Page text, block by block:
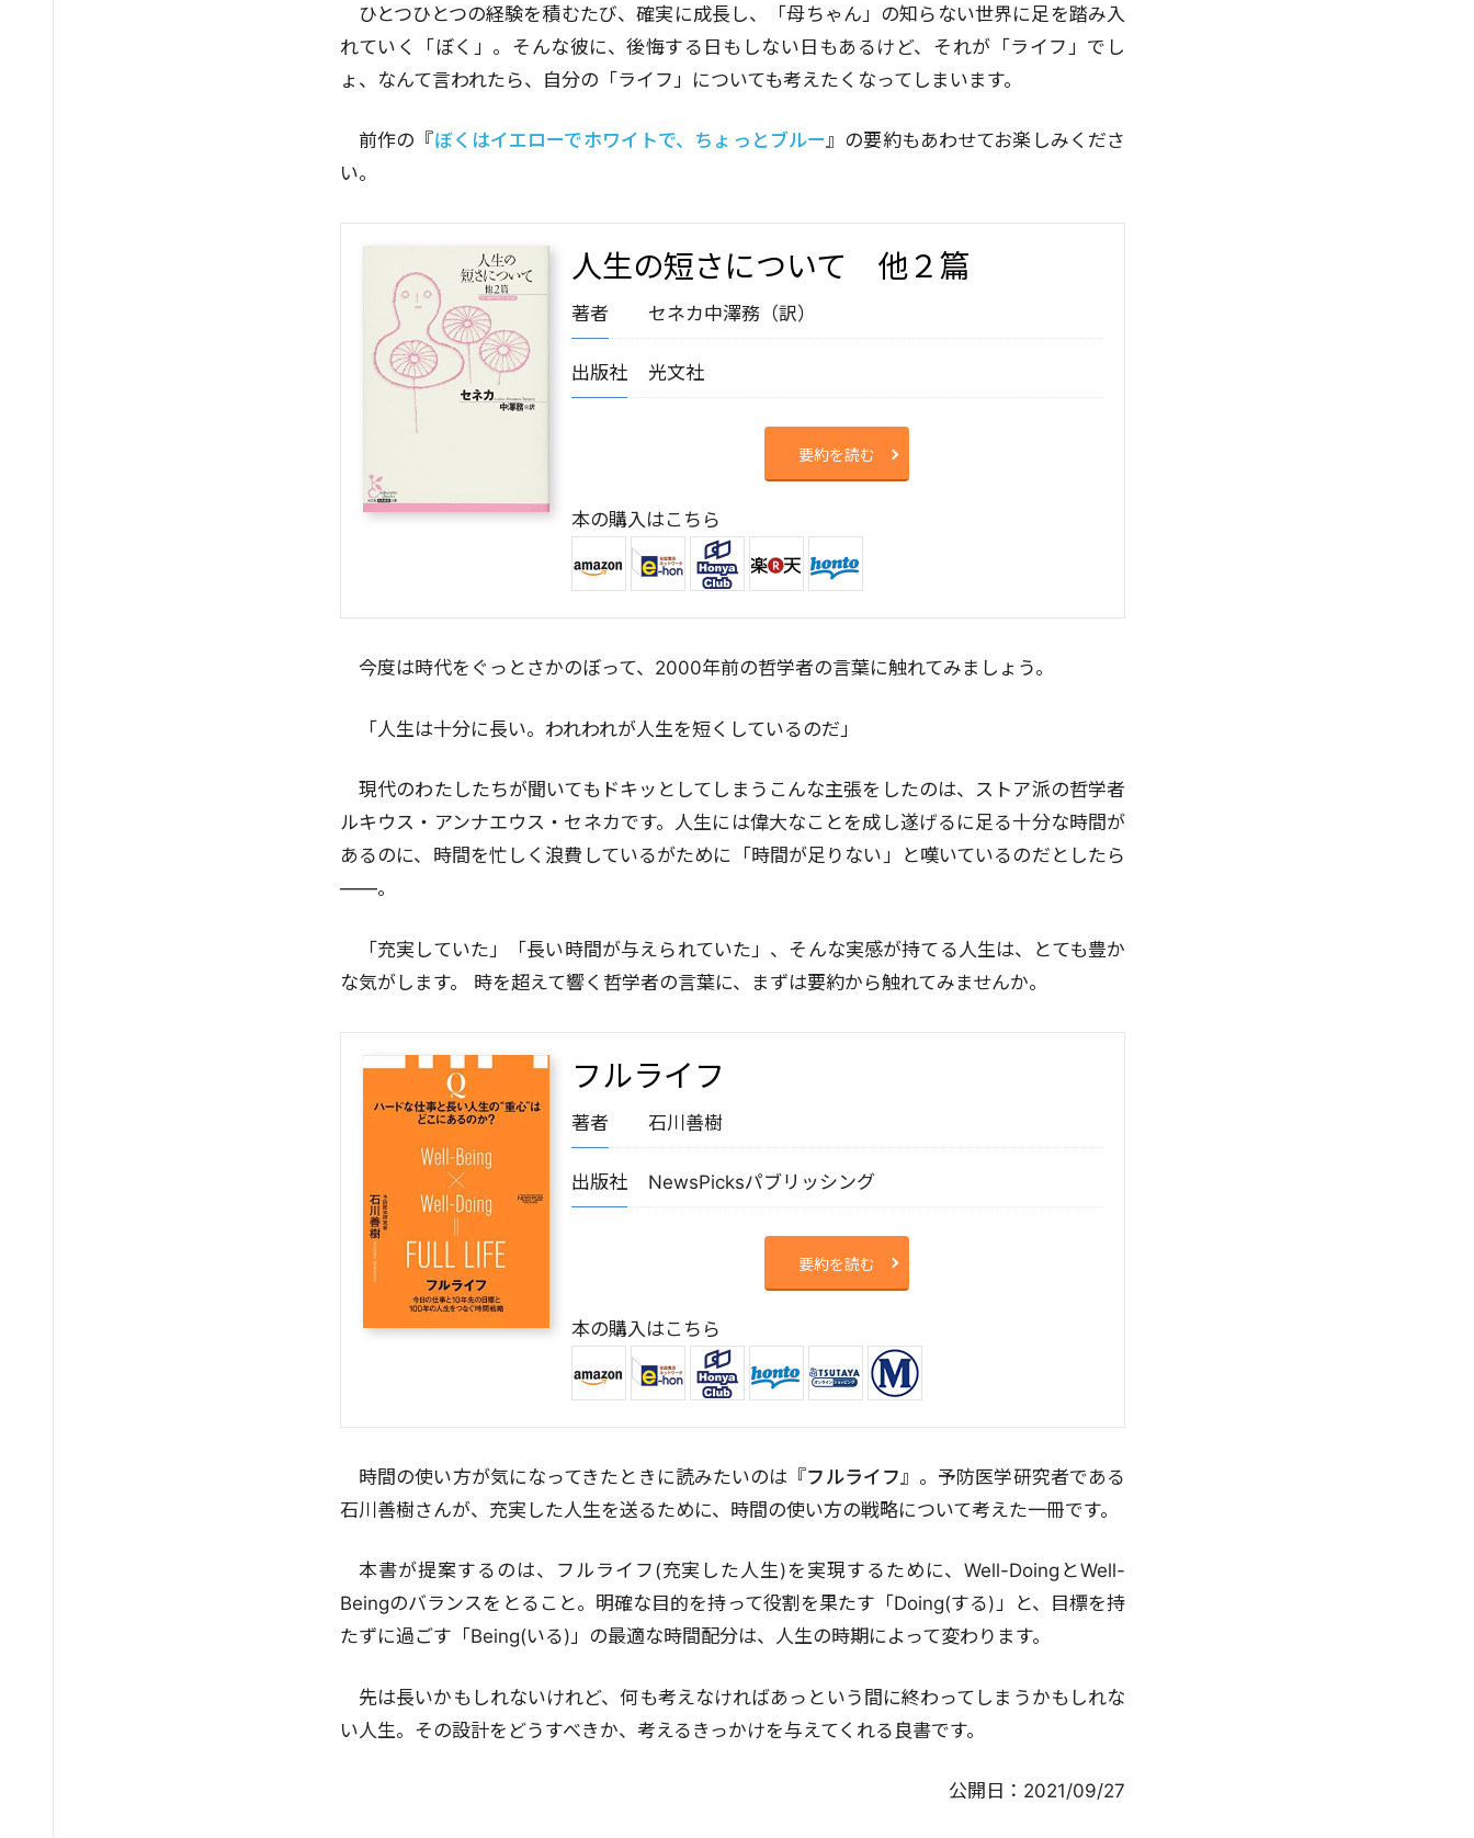
ひとつひとつの経験を積むたび、確実に成長し、「母ちゃん」の知らない世界に足を踏み入
れていく「ぼく」。そんな彼に、後悔する日もしない日もあるけど、それが「ライフ」でし
ょ、なんて言われたら、自分の「ライフ」についても考えたくなってしまいます。
前作の『ぼくはイエローでホワイトで、ちょっとブルー』の要約もあわせてお楽しみくださ
い。
人生の短さについて 他２篇
著者 セネカ中澤務（訳）
出版社 光文社
要約を読む
本の購入はこちら
今度は時代をぐっとさかのぼって、2000年前の哲学者の言葉に触れてみましょう。
「人生は十分に長い。われわれが人生を短くしているのだ」
現代のわたしたちが聞いてもドキッとしてしまうこんな主張をしたのは、ストア派の哲学者
ルキウス・アンナエウス・セネカです。人生には偉大なことを成し遂げるに足る十分な時間が
あるのに、時間を忙しく浪費しているがために「時間が足りない」と嘆いているのだとしたら
——。
「充実していた」「長い時間が与えられていた」、そんな実感が持てる人生は、とても豊か
な気がします。 時を超えて響く哲学者の言葉に、まずは要約から触れてみませんか。
フルライフ
著者 石川善樹
出版社 NewsPicksパブリッシング
要約を読む
本の購入はこちら
時間の使い方が気になってきたときに読みたいのは『フルライフ 』。予防医学研究者である
石川善樹さんが、充実した人生を送るために、時間の使い方の戦略について考えた一冊です。
本書が提案するのは、フルライフ(充実した人生)を実現するために、Well-DoingとWell-
Beingのバランスをとること。明確な目的を持って役割を果たす「Doing(する)」と、目標を持
たずに過ごす「Being(いる)」の最適な時間配分は、人生の時期によって変わります。
先は長いかもしれないけれど、何も考えなければあっという間に終わってしまうかもしれな
い人生。その設計をどうすべきか、考えるきっかけを与えてくれる良書です。
公開日： 2021/09/27